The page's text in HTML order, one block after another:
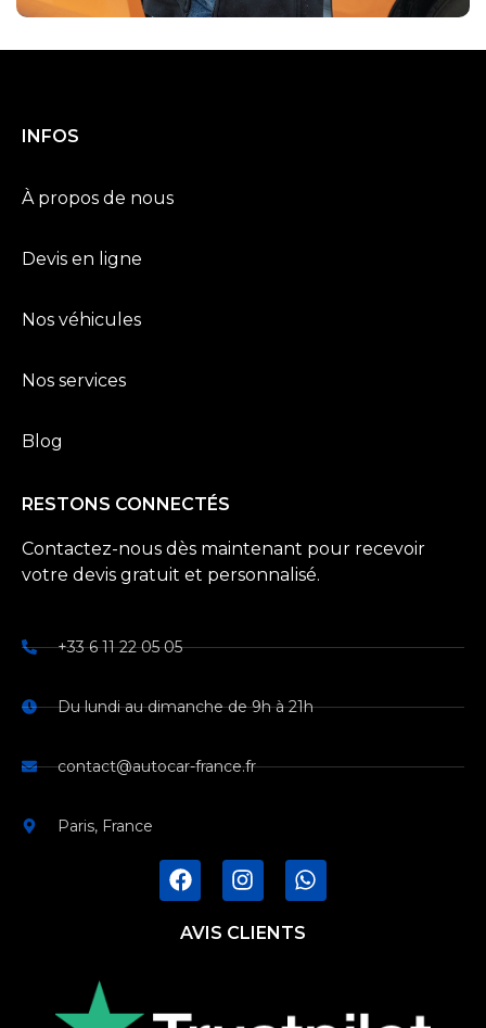
INFOS
À propos de nous
Devis en ligne
Nos véhicules
Nos services
Blog
RESTONS CONNECTÉS
Contactez-nous dès maintenant pour recevoir
votre devis gratuit et personnalisé.
+33 6 11 22 05 05
Du lundi au dimanche de 9h à 21h
contact@autocar-france.fr
Paris, France
AVIS CLIENTS